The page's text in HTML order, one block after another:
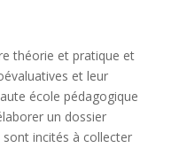
théorie et pratique et
et leur
école pédagogique
un dossier
sont incités à collecter